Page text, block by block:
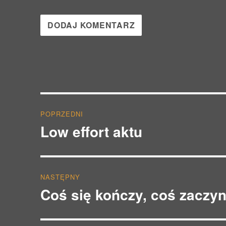
wpisu
POPRZEDNI
Poprzedni
Low effort aktu
NASTĘPNY
Następny
Coś się kończy, coś